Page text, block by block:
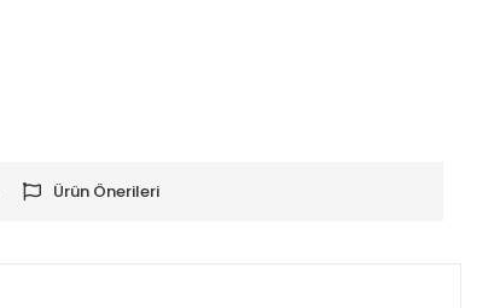
Ürün Önerileri